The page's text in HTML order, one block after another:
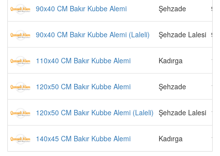
90x40 CM Bakır Kubbe Alemi Şehzade
90x40 CM Bakır Kubbe Alemi (Laleli) Şehzade Lalesi
110x40 CM Bakır Kubbe Alemi Kadırga
120x50 CM Bakır Kubbe Alemi Şehzade
120x50 CM Bakır Kubbe Alemi (Laleli) Şehzade Lalesi
140x45 CM Bakır Kubbe Alemi Kadırga